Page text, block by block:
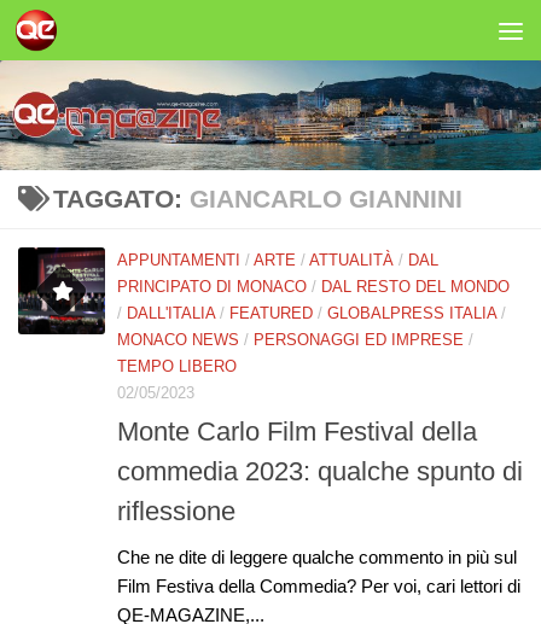
Salta al contenuto
TAGGATO: GIANCARLO GIANNINI
APPUNTAMENTI / ARTE / ATTUALITÀ / DAL
PRINCIPATO DI MONACO / DAL RESTO DEL MONDO
/ DALL'ITALIA/ FEATURED / GLOBALPRESS ITALIA/
MONACO NEWS / PERSONAGGI ED IMPRESE /
TEMPO LIBERO
02/05/2023
Monte Carlo Film Festival della
commedia 2023: qualche spunto di
riflessione
Che ne dite di leggere qualche commento in più sul
Film Festiva della Commedia? Per voi, cari lettori di
QE-MAGAZINE,...